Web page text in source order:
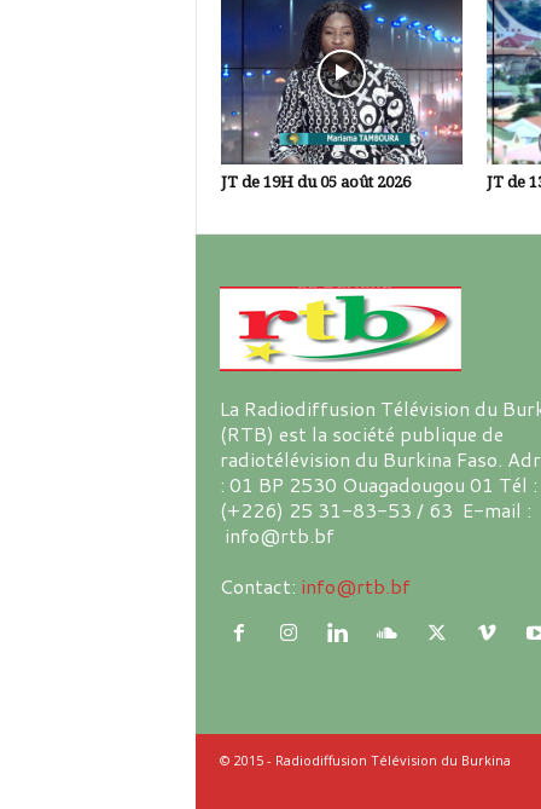
JT de 19H du 05 août 2026 JT de
La Radiodiffusion Télévision du
(RTB) est la société publique de
radiotélévision du Burkina Faso.
: 01 BP 2530 Ouagadougou 01 Tél :
(+226) 25 31-83-53 / 63 E-mail :
info@rtb.bf
Contact: info@rtb.bf
© 2015 - Radiodiffusion Télévision du Burkina